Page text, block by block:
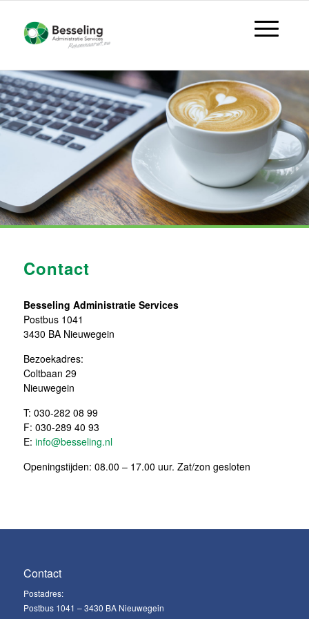
Contact
Besseling Administratie Services
Postbus 1041
3430 BA Nieuwegein
Bezoekadres:
Coltbaan 29
Nieuwegein
T: 030-282 08 99
F: 030-289 40 93
E: info@besseling.nl
Openingstijden: 08.00 – 17.00 uur. Zat/zon gesloten
Contact
Postadres:
Postbus 1041 – 3430 BA Nieuwegein